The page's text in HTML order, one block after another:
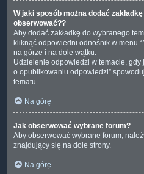
W jaki sposób można dodać
obserwować??
Aby dodać zakładkę do wybranego
kliknąć odpowiedni odnośnik w menu
na górze i na dole wątku.
Udzielenie odpowiedzi w temacie, gdy
o opublikowaniu odpowiedzi”
tematu.
Na górę
Jak obserwować wybrane forum?
Aby obserwować wybrane forum,
znajdujący się na dole strony.
Na górę